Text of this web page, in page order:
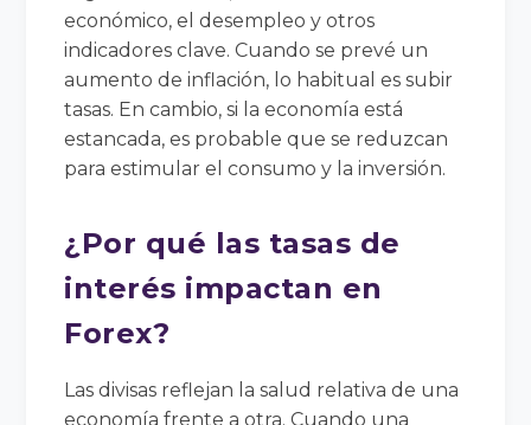
económico, el desempleo y otros
indicadores clave. Cuando se prevé un
aumento de inflación, lo habitual es subir
tasas. En cambio, si la economía está
estancada, es probable que se reduzcan
para estimular el consumo y la inversión.
¿Por qué las tasas de
interés impactan en
Forex?
Las divisas reflejan la salud relativa de una
economía frente a otra. Cuando una